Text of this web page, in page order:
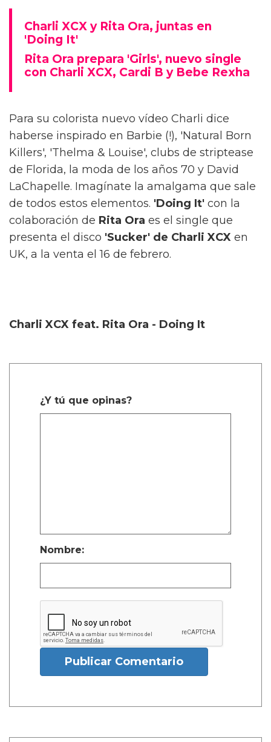
Charli XCX y Rita Ora, juntas en
'Doing It'
Rita Ora prepara 'Girls', nuevo single
con Charli XCX, Cardi B y Bebe Rexha
Para su colorista nuevo vídeo Charli dice
haberse inspirado en Barbie (!), 'Natural Born
Killers', 'Thelma & Louise', clubs de striptease
de Florida, la moda de los años 70 y David
LaChapelle. Imagínate la amalgama que sale
de todos estos elementos. 'Doing It' con la
colaboración de Rita Ora es el single que
presenta el disco 'Sucker' de Charli XCX en
UK, a la venta el 16 de febrero.
Charli XCX feat. Rita Ora - Doing It
¿Y tú que opinas?
Nombre:
Publicar Comentario